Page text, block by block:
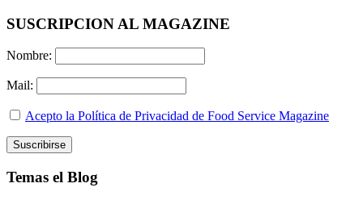
SUSCRIPCION AL MAGAZINE
Nombre:
Mail:
Acepto la Política de Privacidad de Food Service Magazine
Temas el Blog